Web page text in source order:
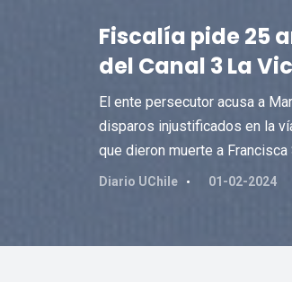
Fiscalía pide 25
del Canal 3 La
El ente persecutor acusa a
disparos injustificados en la
que dieron muerte a Francisca
Diario UChile 01-02-2024